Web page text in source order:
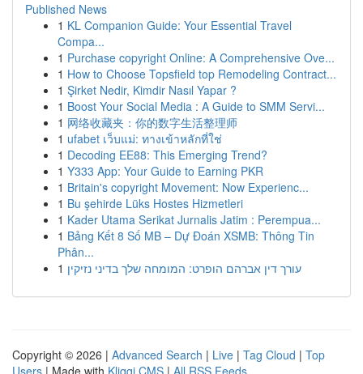
Published News
1 KL Companion Guide: Your Essential Travel
Compa...
1 Purchase copyright Online: A Comprehensive Ove...
1 How to Choose Topsfield top Remodeling Contract...
1 Şirket Nedir, Kimdir Nasıl Yapar ?
1 Boost Your Social Media : A Guide to SMM Servi...
1 网络收藏夹：你的数字生活整理师
1 ufabet เว็บแม่: ทางเข้าหลักที่ใช่
1 Decoding EE88: This Emerging Trend?
1 Y333 App: Your Guide to Earning PKR
1 Britain's copyright Movement: Now Experienc...
1 Bu şehirde Lüks Hostes Hizmetleri
1 Kader Utama Serikat Jurnalis Jatim : Perempua...
1 Bảng Kết 8 Số MB – Dự Đoán XSMB: Thông Tin
Phân...
1 עורך דין אברהם הופרט: המומחה שלך בדיני נזיקין
Copyright © 2026 | Advanced Search | Live | Tag Cloud | Top
Users | Made with Kliqqi CMS | All RSS Feeds